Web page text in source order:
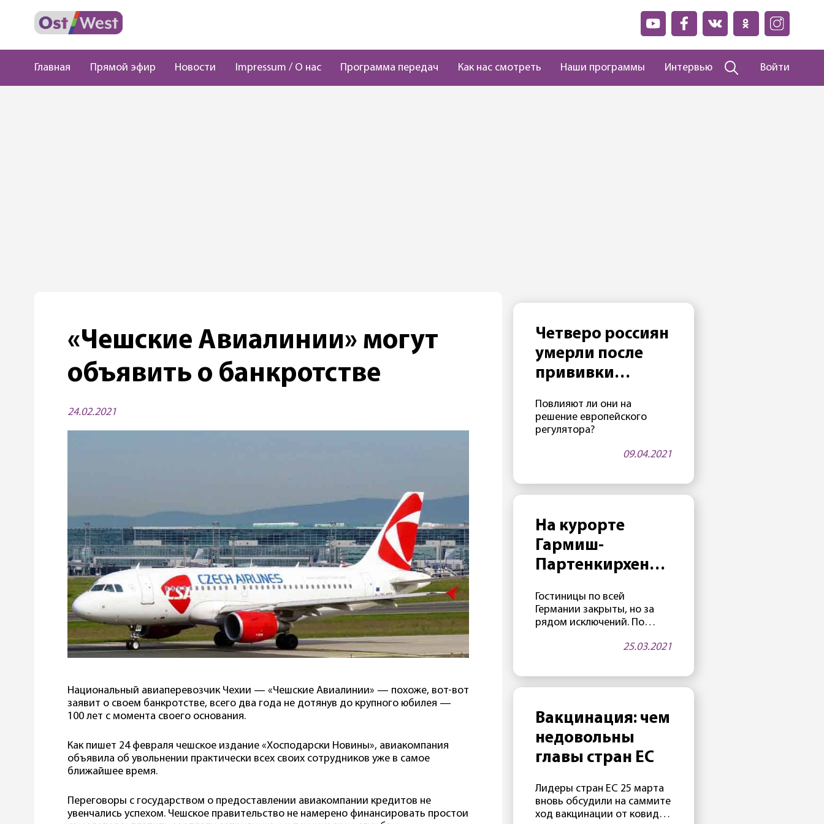
Главная Прямой эфир Новости Impressum / О нас Программа передач Как нас смотреть Наши программы Интервью Войти
«Чешские Авиалинии» могут
объявить о банкротстве
24.02.2021
Национальный авиаперевозчик Чехии — «Чешские Авиалинии» — похоже, вот-вот
заявит о своем банкротстве, всего два года не дотянув до крупного юбилея —
100 лет с момента своего основания.
Как пишет 24 февраля чешское издание «Хосподарски Новины», авиакомпания
объявила об увольнении практически всех своих сотрудников уже в самое
ближайшее время.
Переговоры с государством о предоставлении авиакомпании кредитов не
увенчались успехом. Чешское правительство не намерено финансировать простои
Четверо россиян
умерли после
прививки
Повлияют ли они на
решение европейского
регулятора?
09.04.2021
На курорте
Гармиш-
Партенкирхен
«сомнительный»
прием
Гостиницы по всей
Германии закрыты, но за
рядом исключений. По
— «Эдельвейс» на
Гармиш-Партенкирхен — в
апреле будет открыт. Как
этой гостинице,
принадлежащей
министерству обороны
США, часто проводятся
престижные
конференции. Две таких
конференции
запланировано на апрель.
25.03.2021
Вакцинация: чем
недовольны
главы стран ЕС
Лидеры стран ЕС 25 марта
вновь обсудили на саммите
ход вакцинации от ковида